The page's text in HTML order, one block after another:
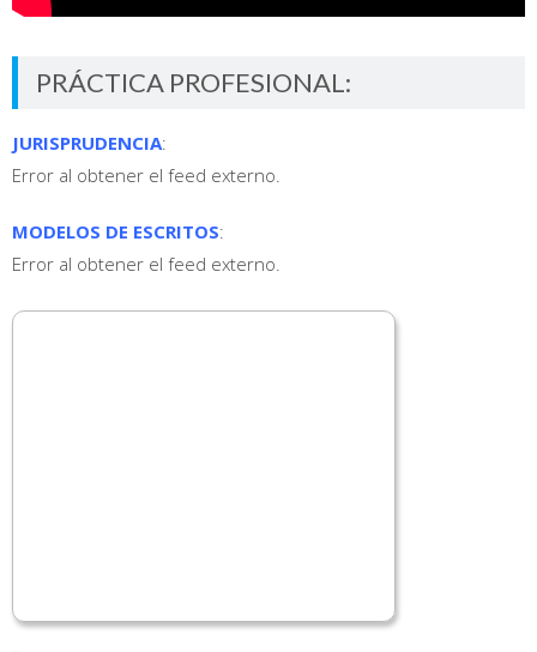
PRÁCTICA PROFESIONAL:
JURISPRUDENCIA:
Error al obtener el feed externo.
MODELOS DE ESCRITOS:
Error al obtener el feed externo.